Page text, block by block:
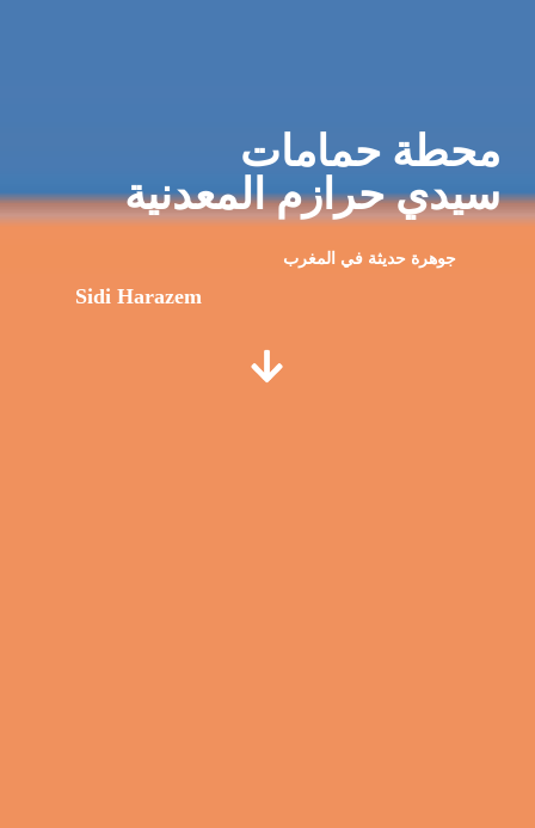
Sidi Harazem
جوهرة حديثة في المغرب
محطة حمامات
سيدي حرازم المعدنية